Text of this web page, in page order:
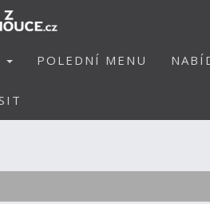
POLEDNÍ MENU